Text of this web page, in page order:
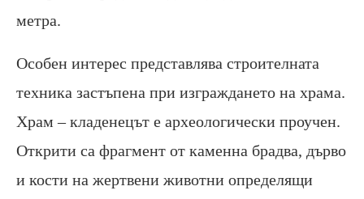
метра.
Особен интерес представлява строителната
техника застъпена при изграждането на храма.
Храм – кладенецът е археологически проучен.
Открити са фрагмент от каменна брадва, дърво
и кости на жертвени животни определящи